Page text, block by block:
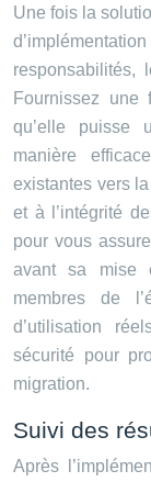
Une fois la
responsabilités,
Fournissez une
qu’elle puisse
manière
existantes vers
et à l’intégrité
pour vous
avant sa mise
membres de
d’utilisation
sécurité pour
migration.
Suivi des
Après